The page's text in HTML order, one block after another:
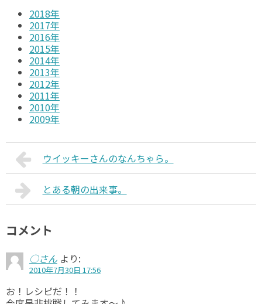
2018年
2017年
2016年
2015年
2014年
2013年
2012年
2011年
2010年
2009年
ウイッキーさんのなんちゃら。
とある朝の出来事。
コメント
○さん より:
2010年7月30日 17:56
お！レシピだ！！